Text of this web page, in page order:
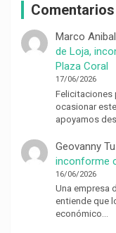
Comentarios
Marco
de Loja,
Plaza Coral
17/06/2026
Felicitaciones
ocasionar
apoyamos
Geovanny
inconforme
16/06/2026
Una empresa
entiende que
económico…